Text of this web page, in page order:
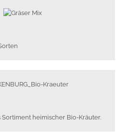
heimischer Bio-Kräuter.